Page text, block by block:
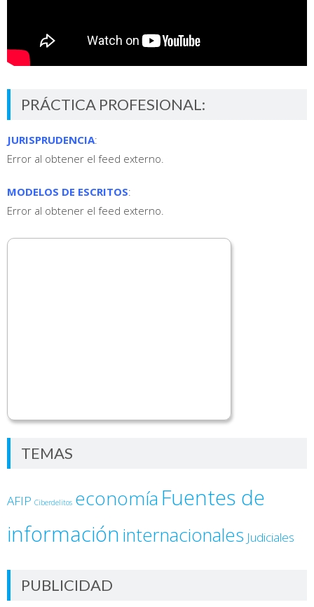
PRÁCTICA PROFESIONAL:
JURISPRUDENCIA:
Error al obtener el feed externo.
MODELOS DE ESCRITOS:
Error al obtener el feed externo.
TEMAS
AFIP Ciberdelitos economía Fuentes de
información internacionales Judiciales
PUBLICIDAD